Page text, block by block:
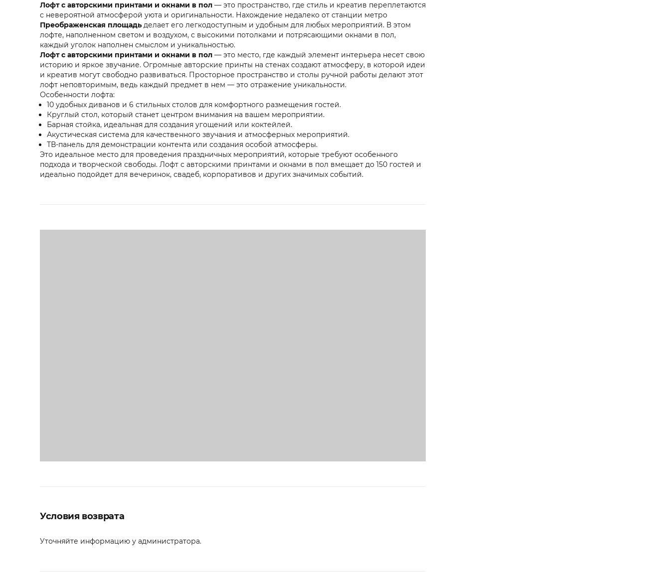
Лофт с авторскими принтами и окнами в пол — это пространство, где стиль и креатив переплетаются
с невероятной атмосферой уюта и оригинальности. Нахождение недалеко от станции метро
Преображенская площадь делает его легкодоступным и удобным для любых мероприятий. В этом
лофте, наполненном светом и воздухом, с высокими потолками и потрясающими окнами в пол,
каждый уголок наполнен смыслом и уникальностью.
Лофт с авторскими принтами и окнами в пол — это место, где каждый элемент интерьера несет свою
историю и яркое звучание. Огромные авторские принты на стенах создают атмосферу, в которой идеи
и креатив могут свободно развиваться. Просторное пространство и столы ручной работы делают этот
лофт неповторимым, ведь каждый предмет в нем — это отражение уникальности.
Особенности лофта:
10 удобных диванов и 6 стильных столов для комфортного размещения гостей.
Круглый стол, который станет центром внимания на вашем мероприятии.
Барная стойка, идеальная для создания угощений или коктейлей.
Акустическая система для качественного звучания и атмосферных мероприятий.
ТВ-панель для демонстрации контента или создания особой атмосферы.
Это идеальное место для проведения праздничных мероприятий, которые требуют особенного
подхода и творческой свободы. Лофт с авторскими принтами и окнами в пол вмещает до 150 гостей и
идеально подойдет для вечеринок, свадеб, корпоративов и других значимых событий.
Условия возврата
Уточняйте информацию у администратора.